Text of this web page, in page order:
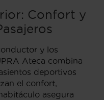
Confort y
y los
Ateca combina
deportivos
el confort,
asegura